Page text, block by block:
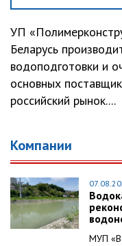
УП
Беларусь
водоподготовки и
основных
российский рынок....
Компании
МУП